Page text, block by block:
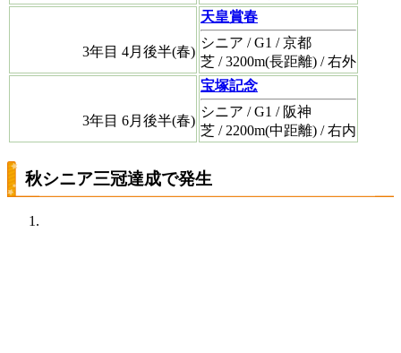
3年目 4月後半(春)
天皇賞春
シニア / G1 / 京都
芝 / 3200m(長距離) / 右外
3年目 6月後半(春)
宝塚記念
シニア / G1 / 阪神
芝 / 2200m(中距離) / 右内
秋シニア三冠達成で発生